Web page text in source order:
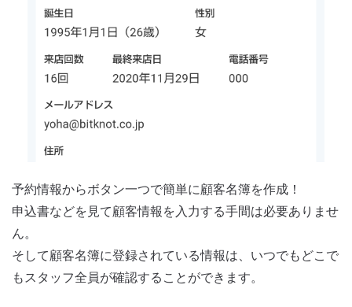
予約情報からボタン一つで簡単に顧客名簿を作成！
申込書などを見て顧客情報を入力する手間は必要ありませ
ん。
そして顧客名簿に登録されている情報は、いつでもどこで
もスタッフ全員が確認することができます。